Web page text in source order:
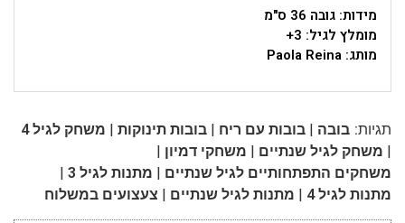
מידות: גובה 36 ס"מ
מומלץ לגיל: 3+
מותג: Paola Reina
תגיות: בובה | בובות עם ריח | בובות תינוקות | משחק לגיל 4
| משחק לגיל שנתיים | משחקי דמיון |
משחקים התפתחותיים לגיל שנתיים | מתנות לגיל 3 |
מתנות לגיל 4 | מתנות לגיל שנתיים | צעצועים במשלוח